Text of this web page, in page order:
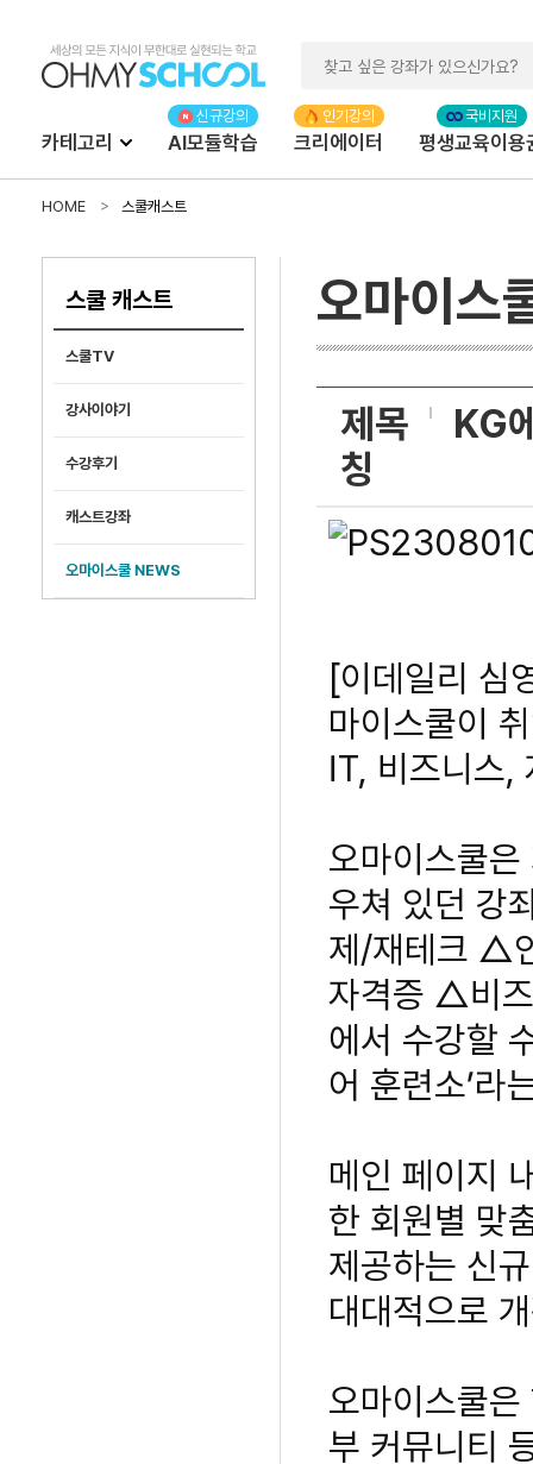
카테고리 AI모듈학습 크리에이터 평생교육이용
HOME 스쿨캐스트
스쿨 캐스트
스쿨TV
강사이야기
수강후기
캐스트강좌
오마이스쿨 NEWS
오마이스
제목
KG
칭
[이데일리 심
마이스쿨이
IT, 비즈니스,
오마이스쿨
우쳐 있던
제/재테크 △
자격증 △비
에서 수강할
어 훈련소’라
메인 페이지
한 회원별 맞
제공하는 신
대대적으로
오마이스쿨
부 커뮤니티